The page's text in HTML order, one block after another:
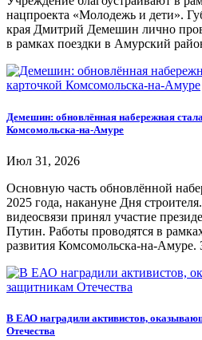
нацпроекта «Молодежь и дети».
края Дмитрий Демешин лично
в рамках поездки в Амурский
Демешин: обновлённая набережная
Комсомольска-на-Амуре
Июл 31, 2026
Основную часть обновлённой
2025 года, накануне Дня
видеосвязи принял участие
Путин. Работы проводятся в
развития Комсомольска-на-
В ЕАО наградили активистов,
Отечества